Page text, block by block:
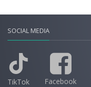
SOCIAL MEDIA
TikTok Facebook